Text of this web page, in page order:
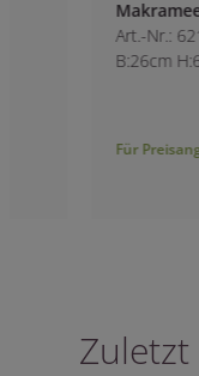
Makramee-Hänger
Art.-Nr.: 6214900
B:26cm H:67cm
Für Preisangaben bitte